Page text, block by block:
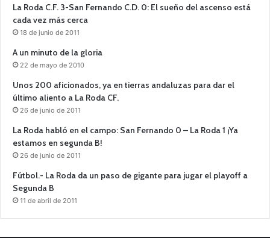
La Roda C.F. 3-San Fernando C.D. 0: El sueño del ascenso está
cada vez más cerca
18 de junio de 2011
A un minuto de la gloria
22 de mayo de 2010
Unos 200 aficionados, ya en tierras andaluzas para dar el
último aliento a La Roda CF.
26 de junio de 2011
La Roda habló en el campo: San Fernando 0 – La Roda 1 ¡Ya
estamos en segunda B!
26 de junio de 2011
Fútbol.- La Roda da un paso de gigante para jugar el playoff a
Segunda B
11 de abril de 2011